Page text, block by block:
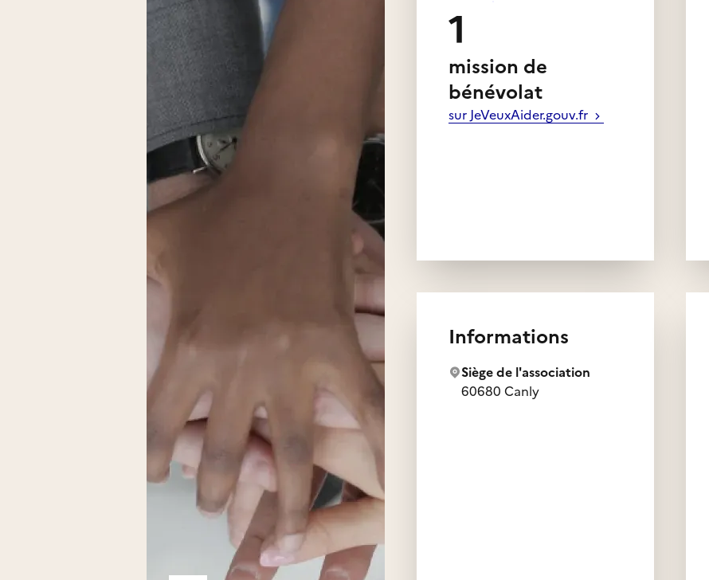
1
mission de
bénévolat
sur JeVeuxAider.gouv.fr
Informations
Siège de l'association
60680 Canly